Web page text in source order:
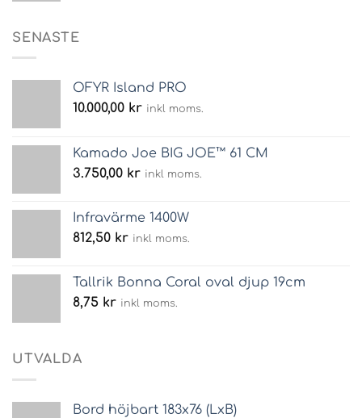
SENASTE
OFYR Island PRO
10.000,00 kr inkl moms.
Kamado Joe BIG JOE™ 61 CM
3.750,00 kr inkl moms.
Infravärme 1400W
812,50 kr inkl moms.
Tallrik Bonna Coral oval djup 19cm
8,75 kr inkl moms.
UTVALDA
Bord höjbart 183x76 (LxB)